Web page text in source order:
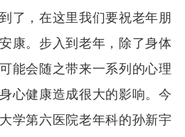
了，在这里我们要祝老年朋
康。步入到老年，除了身体
能会随之带来一系列的心理
心健康造成很大的影响。今
学第六医院老年科的孙新宇